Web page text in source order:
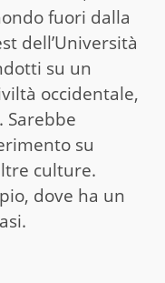
fuori dalla
dell’Università
su un
occidentale,
Sarebbe
su
culture.
dove ha un